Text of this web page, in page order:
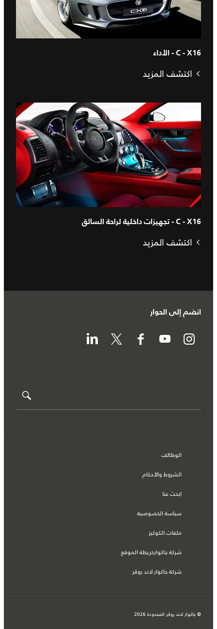
C - X16 - الأداء
اكتشف المزيد
C - X16 - تجهيزات داخلية لراحة السائق
اكتشف المزيد
انضم إلى الحوار
الوظائف
الشروط والأحكام
ابحث عنا
سياسة الخصوصية
ملفات الكوكيز
شركة جاكوارخريطة الموقع
شركة جاكوار لاند روڤر
© جاكوار لاند روڨر المحدودة 2026